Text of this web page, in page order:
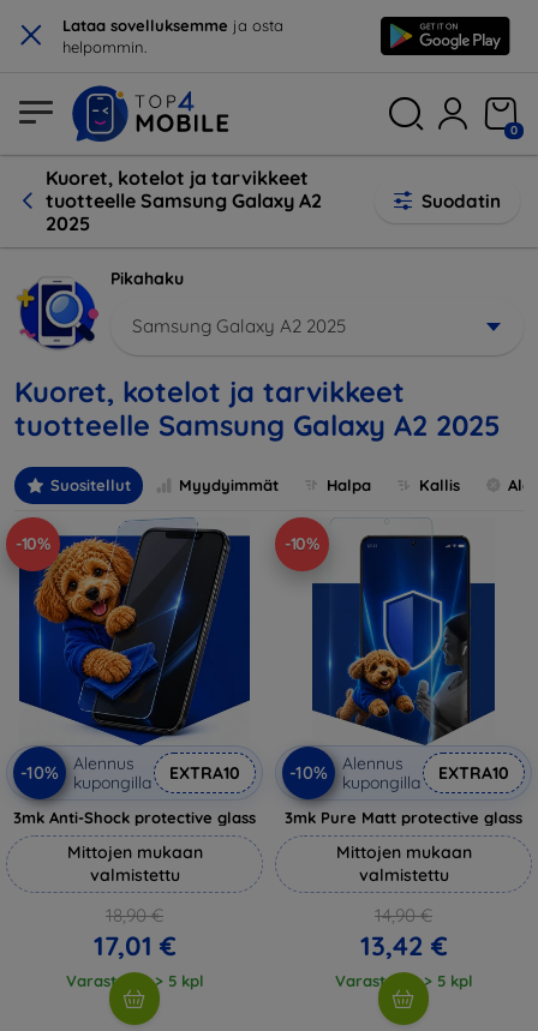
× Lataa sovelluksemme ja osta
helpommin.
0
Kuoret, kotelot ja tarvikkeet
tuotteelle Samsung Galaxy A2
2025
Suodatin
Pikahaku
Samsung Galaxy A2 2025
Kuoret, kotelot ja tarvikkeet
tuotteelle Samsung Galaxy A2 2025
Suositellut Myydyimmät Halpa Kallis
-10%
-10%
Alennus
kupongilla
EXTRA10
3mk Anti-Shock protective glass
Mittojen mukaan
valmistettu
18,90 €
17,01 €
Varastossa > 5 kpl
-10%
-10%
Alennus
kupongilla
EXTRA10
3mk Pure Matt protective glass
Mittojen mukaan
valmistettu
14,90 €
13,42 €
Varastossa > 5 kpl